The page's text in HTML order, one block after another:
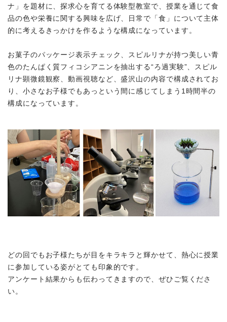
ナ」を題材に、探求心を育てる体験型教室で、授業を通じて食
品の色や栄養に関する興味を広げ、日常で「食」について主体
的に考えるきっかけを作るような構成になっています。
お菓子のパッケージ表示チェック、スピルリナが持つ美しい青
色のたんぱく質フィコシアニンを抽出する“ろ過実験”、スピル
リナ顕微鏡観察、動画視聴など、盛沢山の内容で構成されてお
り、小さなお子様でもあっという間に感じてしまう1時間半の
構成になっています。
どの回でもお子様たちが目をキラキラと輝かせて、熱心に授業
に参加している姿がとても印象的です。
アンケート結果からも伝わってきますので、ぜひご覧くださ
い。